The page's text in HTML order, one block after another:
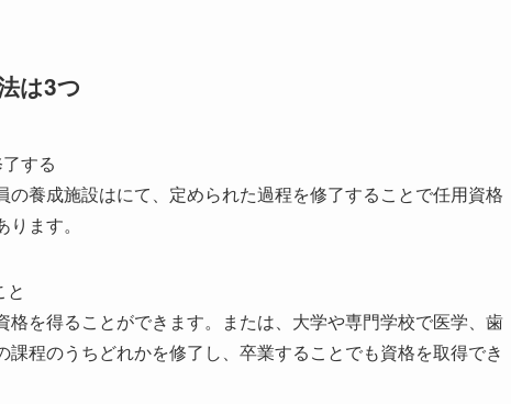
は3つ
する
養成施設はにて、定められた過程を修了することで任用資格
ます。
と
を得ることができます。または、大学や専門学校で医学、歯
程のうちどれかを修了し、卒業することでも資格を取得でき